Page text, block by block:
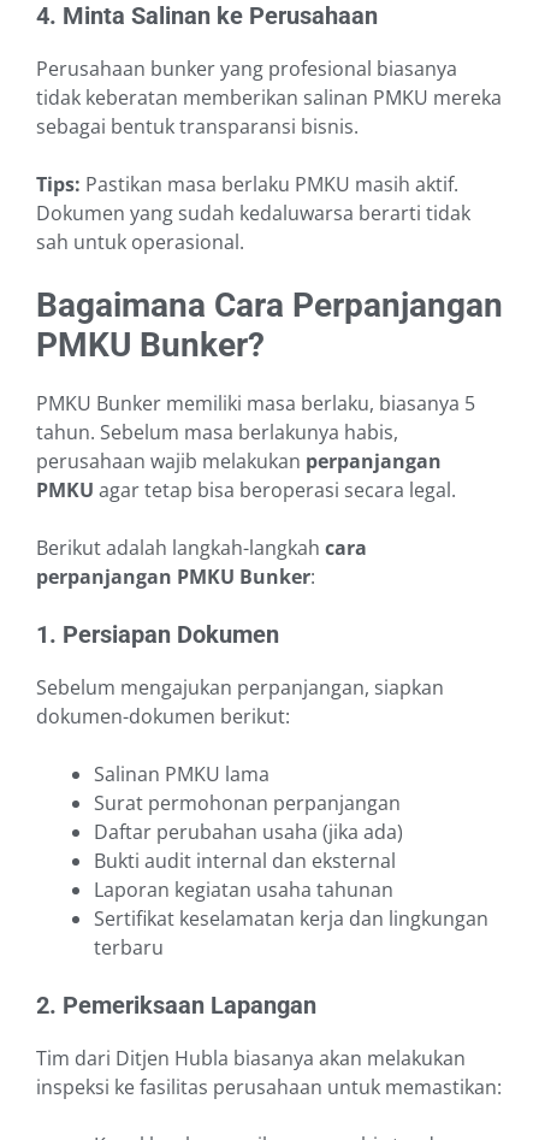
4. Minta Salinan ke Perusahaan
Perusahaan bunker yang profesional biasanya
tidak keberatan memberikan salinan PMKU mereka
sebagai bentuk transparansi bisnis.
Tips: Pastikan masa berlaku PMKU masih aktif.
Dokumen yang sudah kedaluwarsa berarti tidak
sah untuk operasional.
Bagaimana Cara Perpanjangan
PMKU Bunker?
PMKU Bunker memiliki masa berlaku, biasanya 5
tahun. Sebelum masa berlakunya habis,
perusahaan wajib melakukan perpanjangan
PMKU agar tetap bisa beroperasi secara legal.
Berikut adalah langkah-langkah cara
perpanjangan PMKU Bunker:
1. Persiapan Dokumen
Sebelum mengajukan perpanjangan, siapkan
dokumen-dokumen berikut:
Salinan PMKU lama
Surat permohonan perpanjangan
Daftar perubahan usaha (jika ada)
Bukti audit internal dan eksternal
Laporan kegiatan usaha tahunan
Sertifikat keselamatan kerja dan lingkungan
terbaru
2. Pemeriksaan Lapangan
Tim dari Ditjen Hubla biasanya akan melakukan
inspeksi ke fasilitas perusahaan untuk memastikan: